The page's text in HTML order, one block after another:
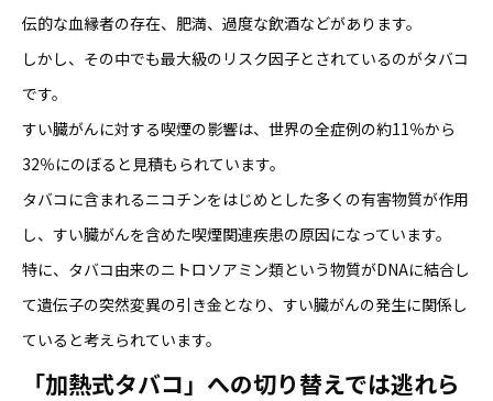
伝的な血縁者の存在、肥満、過度な飲酒などがあります。
しかし、その中でも最大級のリスク因子とされているのがタバコ
です。
すい臓がんに対する喫煙の影響は、世界の全症例の約11％から
32％にのぼると見積もられています。
タバコに含まれるニコチンをはじめとした多くの有害物質が作用
し、すい臓がんを含めた喫煙関連疾患の原因になっています。
特に、タバコ由来のニトロソアミン類という物質がDNAに結合し
て遺伝子の突然変異の引き金となり、すい臓がんの発生に関係し
ていると考えられています。
「加熱式タバコ」への切り替えでは逃れら